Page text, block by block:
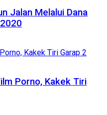
Jalan Melalui Dana
Porno, Kakek Tiri